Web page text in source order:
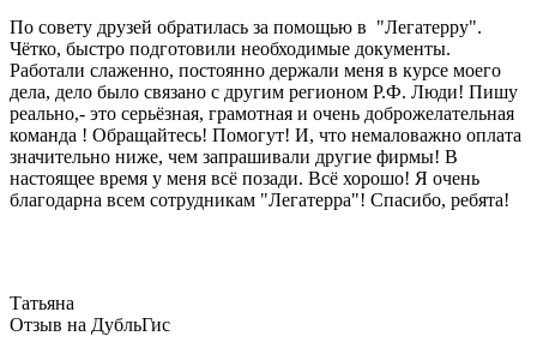
По совету друзей обратилась за помощью в "Легатерру".
Чётко, быстро подготовили необходимые документы.
Работали слаженно, постоянно держали меня в курсе моего
дела, дело было связано с другим регионом Р.Ф. Люди! Пишу
реально,- это серьёзная, грамотная и очень доброжелательная
команда ! Обращайтесь! Помогут! И, что немаловажно оплата
значительно ниже, чем запрашивали другие фирмы! В
настоящее время у меня всё позади. Всё хорошо! Я очень
благодарна всем сотрудникам "Легатерра"! Спасибо, ребята!
Татьяна
Отзыв на ДубльГис